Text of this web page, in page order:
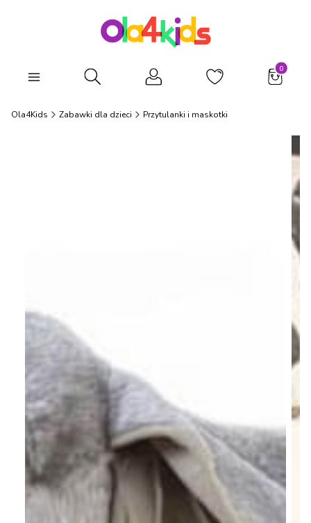
Otwórz wyszukiwarkę
Ola4Kids Zabawki dla dzieci Przytulanki i maskotki